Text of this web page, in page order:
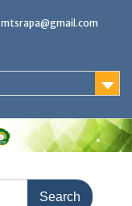
mtsrapa@gmail.com